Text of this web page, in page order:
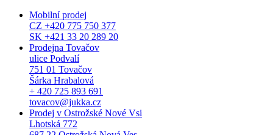
Mobilní prodej
CZ +420 775 750 377
SK +421 33 20 289 20
Prodejna Tovačov
ulice Podvalí
751 01 Tovačov
Šárka Hrabalová
+ 420 725 893 691
tovacov@jukka.cz
Prodej v Ostrožské Nové Vsi
Lhotská 772